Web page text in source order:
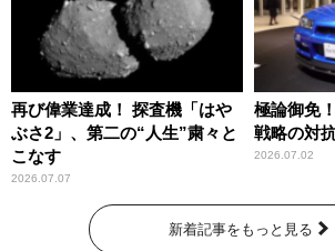
再び偉業達成！ 探査機「はや
ぶさ2」、第二の“人生”粛々と
こなす
2026.07.07
極論御免
戦略の対
2026.07.02
新着記事をもっと見る